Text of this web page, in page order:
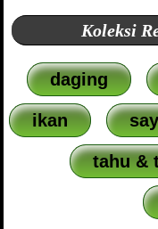
Koleksi
daging
ikan
tahu &